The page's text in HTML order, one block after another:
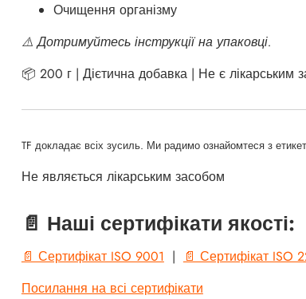
Очищення організму
⚠️ Дотримуйтесь інструкції на упаковці.
📦 200 г | Дієтична добавка | Не є лікарським
TF докладає всіх зусиль. Ми радимо ознайомтеся з
Не являється лікарським засобом
📄 Наші сертифікати якості:
📄 Сертифікат ISO 9001 |
📄 Сертифікат ISO
Посилання на всі сертифікати